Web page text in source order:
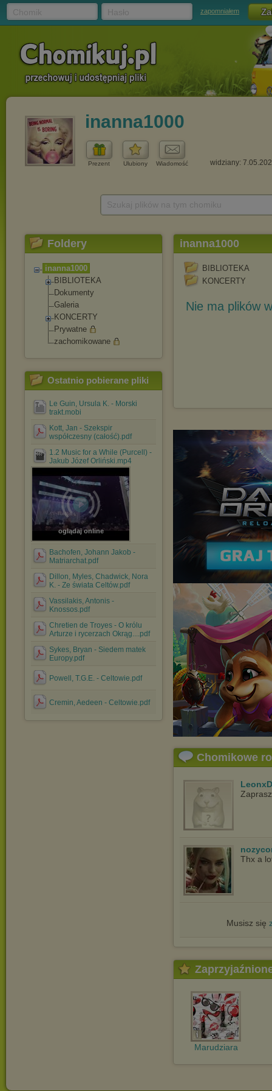
zapomniałem
inanna1000
Prezent Ulubiony Wiadomość widziany:
Foldery
inanna1000
BIBLIOTEKA
Dokumenty
Galeria
KONCERTY
Prywatne
zachomikowane
Ostatnio pobierane pliki
Le Guin, Ursula K. - Morski
trakt.mobi
Kott, Jan - Szekspir
współczesny (całość).pdf
1.2 Music for a While (Purcell) -
Jakub Józef Orliński.mp4
oglądaj online
Bachofen, Johann Jakob -
Matriarchat.pdf
Dillon, Myles, Chadwick, Nora
K. - Ze świata Celtów.pdf
Vassilakis, Antonis -
Knossos.pdf
Chretien de Troyes - O królu
Arturze i rycerzach Okrąg....pdf
Sykes, Bryan - Siedem matek
Europy.pdf
Powell, T.G.E. - Celtowie.pdf
Cremin, Aedeen - Celtowie.pdf
inanna1000
BIBLIOTEKA
KONCERTY
Nie ma plików
Chomikowe
Thx a
Musisz się
Marudziara